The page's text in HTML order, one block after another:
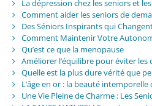
La dépression chez les seniors et
Comment aider les seniors de
Des Séniors Inspirants qui
Comment Maintenir Votre
Qu’est ce que la menopause
Améliorer l’équilibre pour éviter les
Quelle est la plus dure vérité que
L’âge en or : la beauté intemporelle
Une Vie Pleine de Charme : Les